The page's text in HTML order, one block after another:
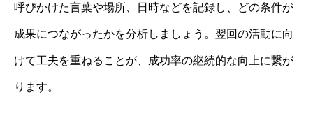
呼びかけた言葉や場所、日時などを記録し、どの条件が
成果につながったかを分析しましょう。翌回の活動に向
けて工夫を重ねることが、成功率の継続的な向上に繋が
ります。